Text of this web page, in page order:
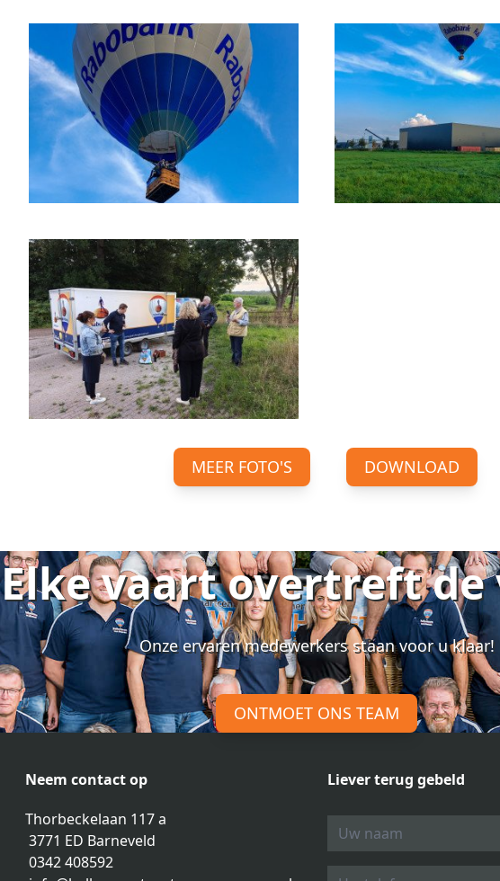
MEER FOTO'S DOWNLOAD
Elke vaart overtreft de
Onze ervaren medewerkers staan voor u klaar!
ONTMOET ONS TEAM
Neem contact op
Thorbeckelaan 117 a
3771 ED Barneveld
0342 408592
Liever terug gebeld